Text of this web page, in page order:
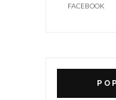
FACEBOOK